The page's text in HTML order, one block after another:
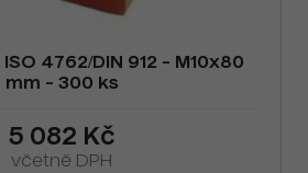
4762/DIN 912 - M10x80
mm - 300 ks
5 082 Kč
včetně DPH